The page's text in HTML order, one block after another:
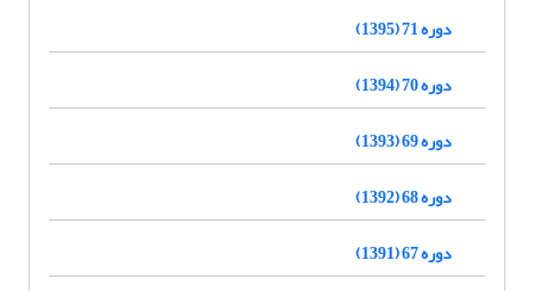
دوره 71 (1395)
دوره 70 (1394)
دوره 69 (1393)
دوره 68 (1392)
دوره 67 (1391)